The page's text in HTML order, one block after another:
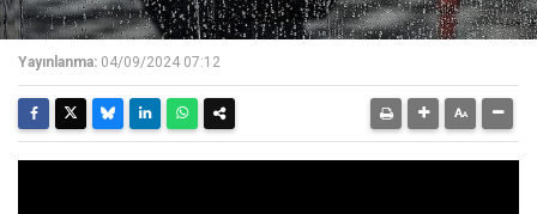
Yayınlanma: 04/09/2024 07:12